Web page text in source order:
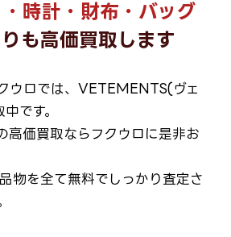
時計・財布・バッグ
も高価買取します
ウロでは、VETEMENTS(ヴェ
です。
高価買取ならフクウロに是非お
物を全て無料でしっかり査定さ